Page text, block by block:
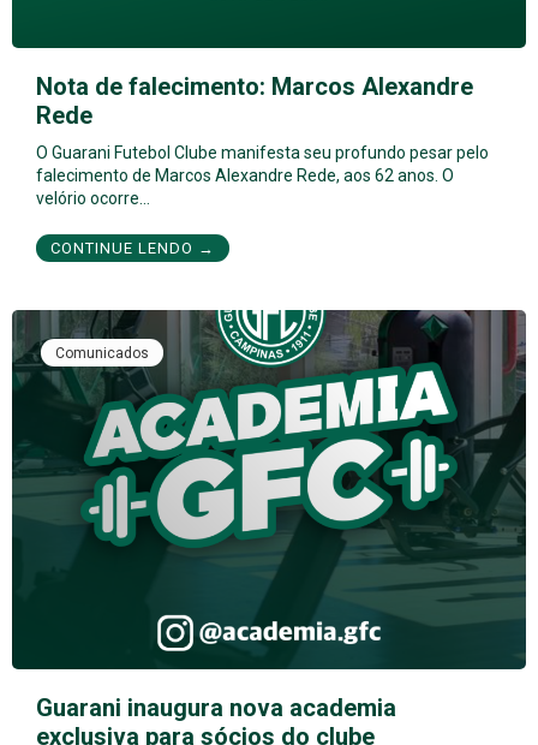
Nota de falecimento: Marcos Alexandre
Rede
O Guarani Futebol Clube manifesta seu profundo pesar pelo
falecimento de Marcos Alexandre Rede, aos 62 anos. O
velório ocorre…
CONTINUE LENDO →
Comunicados
Guarani inaugura nova academia
exclusiva para sócios do clube